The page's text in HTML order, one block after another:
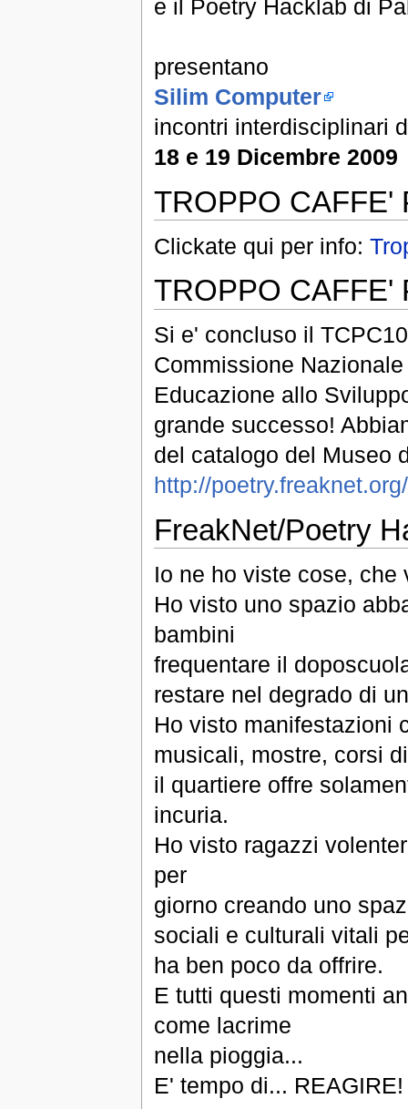
e il Poetry Hacklab di
presentano
Silim Computer
incontri interdisciplinari
18 e 19 Dicembre 2009
TROPPO CAFFE'
Clickate qui per info:
TROPPO CAFFE'
Si e' concluso il
Commissione
Educazione allo
grande successo!
del catalogo del Museo
http://
FreakNet/Poetry
Io ne ho viste cose, che
Ho visto uno spazio
bambini
frequentare il
restare nel degrado di
Ho visto manifestazioni
musicali, mostre, corsi
il quartiere offre
incuria.
Ho visto ragazzi
per
giorno creando uno
sociali e culturali vitali
ha ben poco da offrire.
E tutti questi momenti
come lacrime
nella pioggia...
E' tempo di... REAGIRE!